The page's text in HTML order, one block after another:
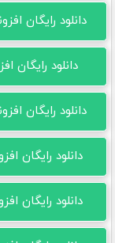
دانلود رایگان
دانلود رایگان
دانلود رایگان
دانلود رایگان
دانلود رایگان